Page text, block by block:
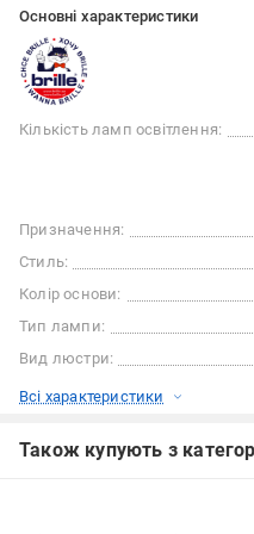
Основні характеристики
Кількість ламп освітлення:
Призначення:
Стиль:
Колір основи:
Тип лампи:
Вид люстри:
Всі характеристики
Також купують з